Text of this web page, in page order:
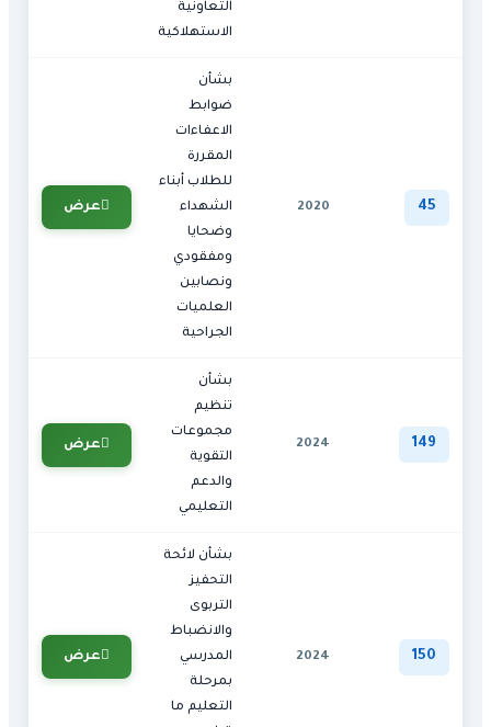
التعاونية
الاستهلاكية
45
2020
بشأن
ضوابط
الاعفاءات
المقررة
للطلاب أبناء
الشهداء
وضحايا
ومفقودي
ونصابين
العلميات
الجراحية
عرض
149
2024
بشأن
تنظيم
مجموعات
التقوية
والدعم
التعليمي
عرض
150
2024
بشأن لائحة
التحفيز
التربوى
والانضباط
المدرسي
بمرحلة
التعليم ما
عرض